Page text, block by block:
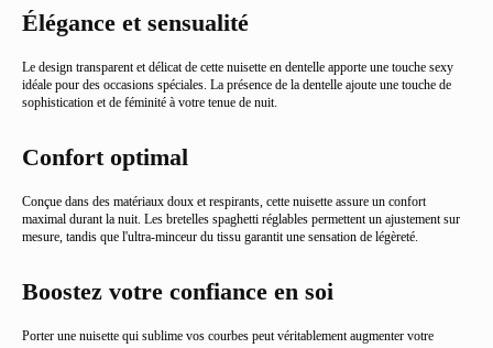
Élégance et sensualité
Le design transparent et délicat de cette nuisette en dentelle apporte une touche sexy
idéale pour des occasions spéciales. La présence de la dentelle ajoute une touche de
sophistication et de féminité à votre tenue de nuit.
Confort optimal
Conçue dans des matériaux doux et respirants, cette nuisette assure un confort
maximal durant la nuit. Les bretelles spaghetti réglables permettent un ajustement sur
mesure, tandis que l'ultra-minceur du tissu garantit une sensation de légèreté.
Boostez votre confiance en soi
Porter une nuisette qui sublime vos courbes peut véritablement augmenter votre